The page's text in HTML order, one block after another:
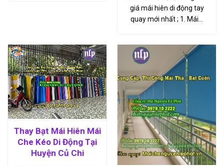
giá mái hiên di động tay
quay mới nhất ; 1. Mái…
Thay Bạt Mái Hiên Mái
Che Kéo Di Động Tại
Huyện Củ Chi